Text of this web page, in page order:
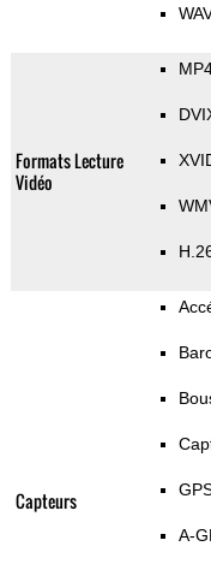
Formats Lecture
Vidéo
Capteurs
A-